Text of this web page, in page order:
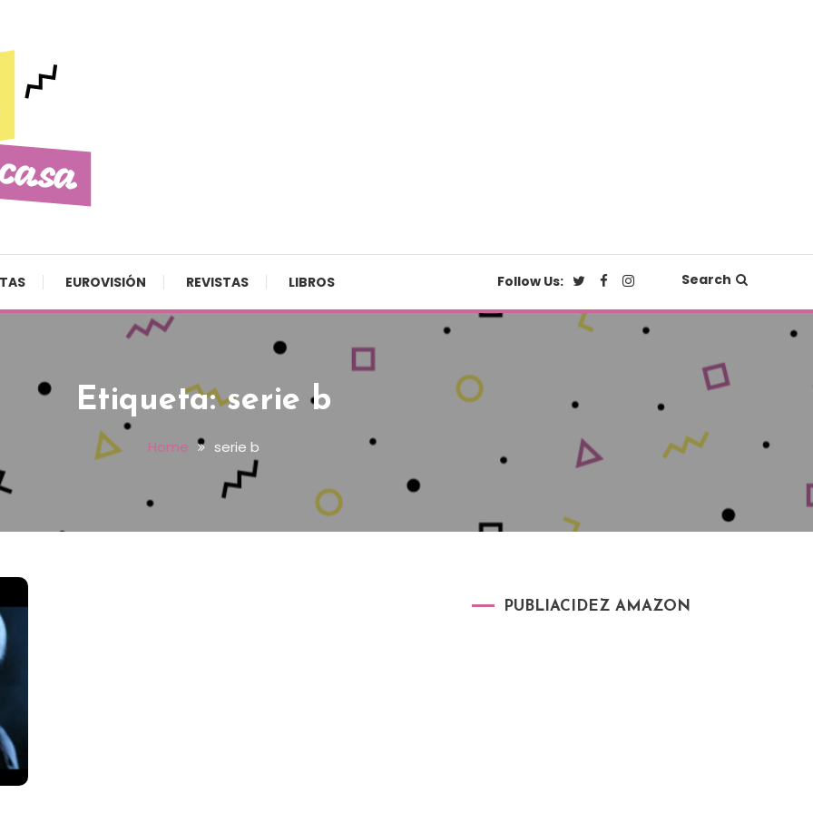
EUROVISIÓN REVISTAS LIBROS Follow Us: Search
Etiqueta:serie b
Home serie b
PUBLIACIDEZ AMAZON